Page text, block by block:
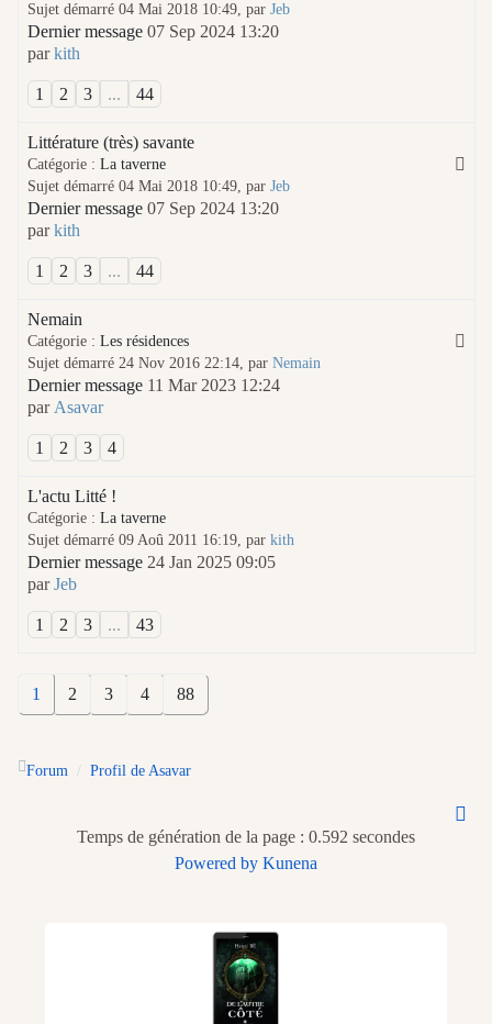
Sujet démarré 04 Mai 2018 10:49, par Jeb
Dernier message 07 Sep 2024 13:20
parkith
1 2 3 ... 44
Littérature (très) savante
Catégorie : La taverne
Sujet démarré 04 Mai 2018 10:49, par Jeb
Dernier message 07 Sep 2024 13:20
parkith
1 2 3 ... 44
Nemain
Catégorie : Les résidences
Sujet démarré 24 Nov 2016 22:14, par Nemain
Dernier message 11 Mar 2023 12:24
par Asavar
1 2 3 4
L'actu Litté !
Catégorie : La taverne
Sujet démarré 09 Aoû 2011 16:19, par kith
Dernier message 24 Jan 2025 09:05
parJeb
1 2 3 ... 43
1 2 3 4 88
Forum Profil de Asavar
Temps de génération de la page : 0.592 secondes
Powered by Kunena